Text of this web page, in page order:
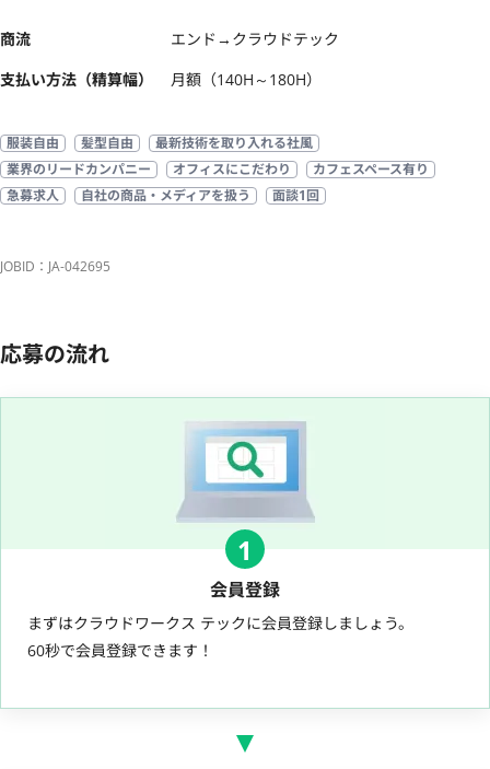
商流
エンド→クラウドテック
支払い方法（精算幅）
月額（140H～180H）
服装自由 髪型自由
最新技術を取り入れる社風
業界のリードカンパニー
オフィスにこだわり
カフェスペース有り
急募求人
自社の商品・メディアを扱う 面談1回
JOBID：JA-042695
応募の流れ
1
会員登録
まずはクラウドワークス テックに会員登録しましょう。
60秒で会員登録できます！